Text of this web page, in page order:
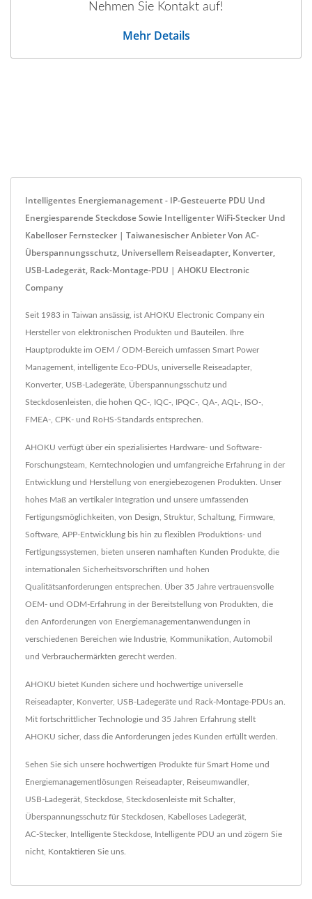
Nehmen Sie Kontakt auf!
Mehr Details
Intelligentes Energiemanagement - IP-Gesteuerte PDU Und
Energiesparende Steckdose Sowie Intelligenter WiFi-Stecker Und
Kabelloser Fernstecker | Taiwanesischer Anbieter Von AC-
Überspannungsschutz, Universellem Reiseadapter, Konverter,
USB-Ladegerät, Rack-Montage-PDU | AHOKU Electronic
Company
Seit 1983 in Taiwan ansässig, ist AHOKU Electronic Company ein
Hersteller von elektronischen Produkten und Bauteilen. Ihre
Hauptprodukte im OEM / ODM-Bereich umfassen Smart Power
Management, intelligente Eco-PDUs, universelle Reiseadapter,
Konverter, USB-Ladegeräte, Überspannungsschutz und
Steckdosenleisten, die hohen QC-, IQC-, IPQC-, QA-, AQL-, ISO-,
FMEA-, CPK- und RoHS-Standards entsprechen.
AHOKU verfügt über ein spezialisiertes Hardware- und Software-
Forschungsteam, Kerntechnologien und umfangreiche Erfahrung in der
Entwicklung und Herstellung von energiebezogenen Produkten. Unser
hohes Maß an vertikaler Integration und unsere umfassenden
Fertigungsmöglichkeiten, von Design, Struktur, Schaltung, Firmware,
Software, APP-Entwicklung bis hin zu flexiblen Produktions- und
Fertigungssystemen, bieten unseren namhaften Kunden Produkte, die
internationalen Sicherheitsvorschriften und hohen
Qualitätsanforderungen entsprechen. Über 35 Jahre vertrauensvolle
OEM- und ODM-Erfahrung in der Bereitstellung von Produkten, die
den Anforderungen von Energiemanagementanwendungen in
verschiedenen Bereichen wie Industrie, Kommunikation, Automobil
und Verbrauchermärkten gerecht werden.
AHOKU bietet Kunden sichere und hochwertige universelle
Reiseadapter, Konverter, USB-Ladegeräte und Rack-Montage-PDUs an.
Mit fortschrittlicher Technologie und 35 Jahren Erfahrung stellt
AHOKU sicher, dass die Anforderungen jedes Kunden erfüllt werden.
Sehen Sie sich unsere hochwertigen Produkte für Smart Home und
Energiemanagementlösungen Reiseadapter, Reiseumwandler,
USB-Ladegerät Steckdose Steckdosenleiste mit Schalter,
Überspannungsschutz für Steckdosen Kabelloses Ladegerät
AC-Stecker, Intelligente Steckdose Intelligente PDU an und zögern Sie
nicht, Kontaktieren Sie uns